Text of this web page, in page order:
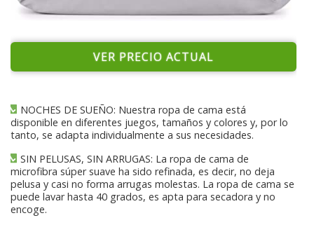
VER PRECIO ACTUAL
NOCHES DE SUEÑO: Nuestra ropa de cama está
disponible en diferentes juegos, tamaños y colores y, por lo
tanto, se adapta individualmente a sus necesidades.
SIN PELUSAS, SIN ARRUGAS: La ropa de cama de
microfibra súper suave ha sido refinada, es decir, no deja
pelusa y casi no forma arrugas molestas. La ropa de cama se
puede lavar hasta 40 grados, es apta para secadora y no
encoge.